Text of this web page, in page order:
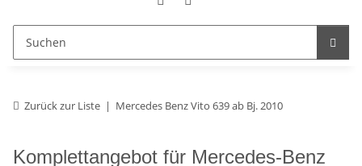
Zurück zur Liste Mercedes Benz Vito 639 ab Bj. 2010
Komplettangebot für Mercedes-Benz